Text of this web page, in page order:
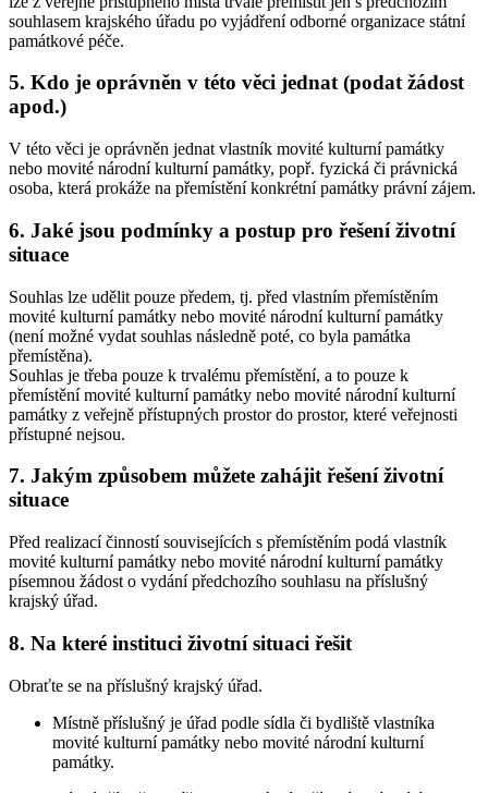
souhlasem krajského úřadu po vyjádření odborné organizace státní
památkové péče.
5. Kdo je oprávněn v této věci jednat (podat žádost
apod.)
V této věci je oprávněn jednat vlastník movité kulturní památky
nebo movité národní kulturní památky, popř. fyzická či právnická
osoba, která prokáže na přemístění konkrétní památky právní zájem.
6. Jaké jsou podmínky a postup pro řešení životní
situace
Souhlas lze udělit pouze předem, tj. před vlastním přemístěním
movité kulturní památky nebo movité národní kulturní památky
(není možné vydat souhlas následně poté, co byla památka
přemístěna).
Souhlas je třeba pouze k trvalému přemístění, a to pouze k
přemístění movité kulturní památky nebo movité národní kulturní
památky z veřejně přístupných prostor do prostor, které veřejnosti
přístupné nejsou.
7. Jakým způsobem můžete zahájit řešení životní
situace
Před realizací činností souvisejících s přemístěním podá vlastník
movité kulturní památky nebo movité národní kulturní památky
písemnou žádost o vydání předchozího souhlasu na příslušný
krajský úřad.
8. Na které instituci životní situaci řešit
Obraťte se na příslušný krajský úřad.
Místně příslušný je úřad podle sídla či bydliště vlastníka
movité kulturní památky nebo movité národní kulturní
památky.